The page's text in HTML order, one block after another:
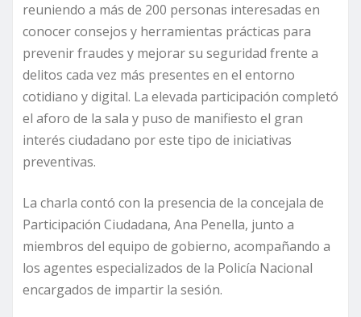
reuniendo a más de 200 personas interesadas en
conocer consejos y herramientas prácticas para
prevenir fraudes y mejorar su seguridad frente a
delitos cada vez más presentes en el entorno
cotidiano y digital. La elevada participación completó
el aforo de la sala y puso de manifiesto el gran
interés ciudadano por este tipo de iniciativas
preventivas.
La charla contó con la presencia de la concejala de
Participación Ciudadana, Ana Penella, junto a
miembros del equipo de gobierno, acompañando a
los agentes especializados de la Policía Nacional
encargados de impartir la sesión.